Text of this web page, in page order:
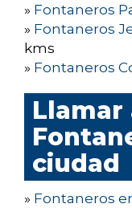
» Fontaneros
» Fontaneros
kms
» Fontaneros
Llamar
ciudad
» Fontaneros